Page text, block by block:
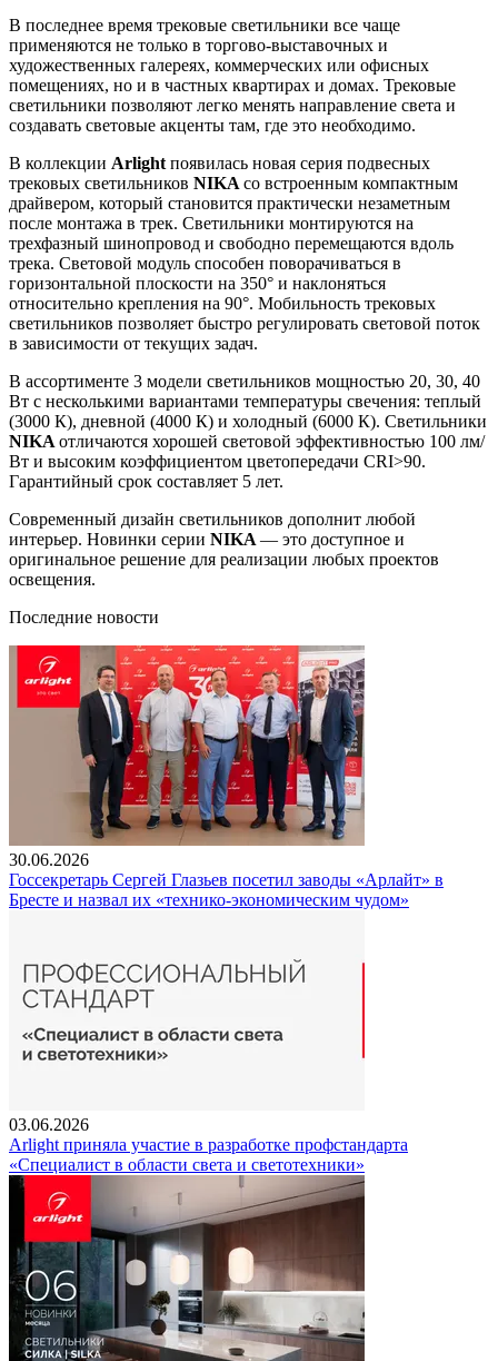
В последнее время трековые светильники все чаще
применяются не только в торгово-выставочных и
художественных галереях, коммерческих или офисных
помещениях, но и в частных квартирах и домах. Трековые
светильники позволяют легко менять направление света и
создавать световые акценты там, где это необходимо.
В коллекции Arlight появилась новая серия подвесных
трековых светильников NIKA со встроенным компактным
драйвером, который становится практически незаметным
после монтажа в трек. Светильники монтируются на
трехфазный шинопровод и свободно перемещаются вдоль
трека. Световой модуль способен поворачиваться в
горизонтальной плоскости на 350° и наклоняться
относительно крепления на 90°. Мобильность трековых
светильников позволяет быстро регулировать световой поток
в зависимости от текущих задач.
В ассортименте 3 модели светильников мощностью 20, 30, 40
Вт с несколькими вариантами температуры свечения: теплый
(3000 К), дневной (4000 К) и холодный (6000 К). Светильники
NIKA отличаются хорошей световой эффективностью 100 лм/
Вт и высоким коэффициентом цветопередачи CRI>90.
Гарантийный срок составляет 5 лет.
Современный дизайн светильников дополнит любой
интерьер. Новинки серии NIKA — это доступное и
оригинальное решение для реализации любых проектов
освещения.
Последние новости
30.06.2026
Госсекретарь Сергей Глазьев посетил заводы «Арлайт» в
Бресте и назвал их «технико-экономическим чудом»
03.06.2026
Arlight приняла участие в разработке профстандарта
«Специалист в области света и светотехники»